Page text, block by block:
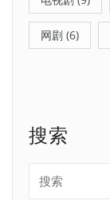
网剧 (6)
搜索